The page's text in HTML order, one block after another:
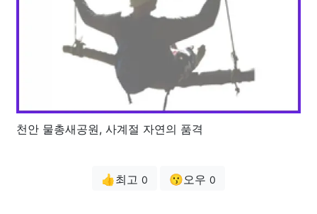
천안 물총새공원, 사계절 자연의 품격
👍최고 0 😗오우 0